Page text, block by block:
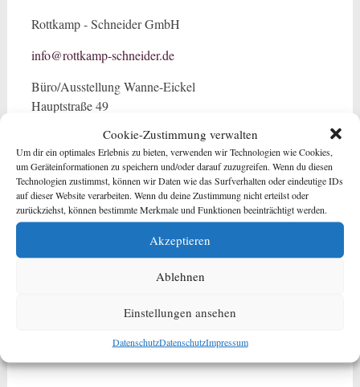
Cookie-Zustimmung verwalten
Um dir ein optimales Erlebnis zu bieten, verwenden wir Technologien wie Cookies,
um Geräteinformationen zu speichern und/oder darauf zuzugreifen. Wenn du diesen
Technologien zustimmst, können wir Daten wie das Surfverhalten oder eindeutige IDs
auf dieser Website verarbeiten. Wenn du deine Zustimmung nicht erteilst oder
zurückziehst, können bestimmte Merkmale und Funktionen beeinträchtigt werden.
Akzeptieren
Ablehnen
Einstellungen ansehen
DatenschutzDatenschutzImpressum
Rottkamp - Schneider GmbH
info@rottkamp-schneider.de
Büro/Ausstellung Wanne-Eickel
Hauptstraße 49
02325 / 375 111
Bochum
Telefon0234 / 524 97 97
Telefon0234 / 65 589
vormals Bestattungshaus Backs+Förster
Gelsenkirchen